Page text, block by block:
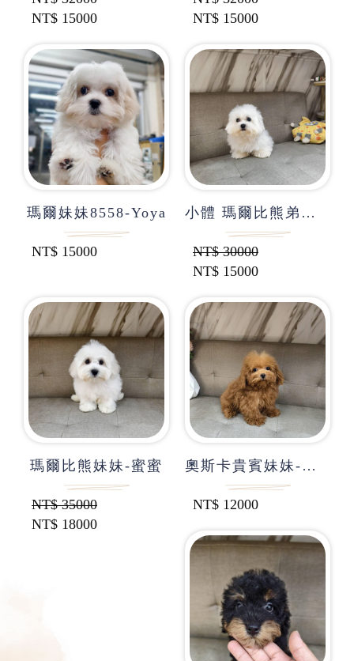
NT$ 15000
NT$ 15000
瑪爾妹妹8558-Yoya
NT$ 15000
小體 瑪爾比熊弟弟-歐力
NT$30000
NT$ 15000
瑪爾比熊妹妹-蜜蜜
NT$35000
NT$ 18000
奧斯卡貴賓妹妹-拉蒙
NT$ 12000